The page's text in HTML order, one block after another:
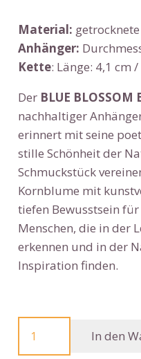
Material:
Anhänger:
Kette: Länge: 4,1 cm
Der BLUE
nachhaltiger
erinnert mit seine
stille Schönheit der
Schmuckstück
Kornblume mit
tiefen Bewusstsein
Menschen, die in der
erkennen und in der
Inspiration finden.
Silber
In den